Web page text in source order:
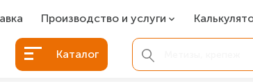
Производство и услуги
Болты БСР
Болты для фундамента
Каталог